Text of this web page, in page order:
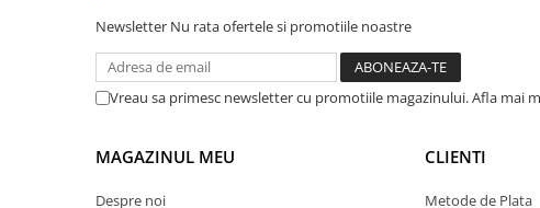
Tablete Ulefone
Casti Audio Ulefone
Huse protectie Ulefone
Telefoane Mobile Doogee
Tablete Doogee
Newsletter Nu rata ofertele si promotiile noastre
Vreau sa primesc newsletter cu promotiile magazinului. Afla mai
MAGAZINUL MEU
Despre noi
CLIENTI
Metode de Plata